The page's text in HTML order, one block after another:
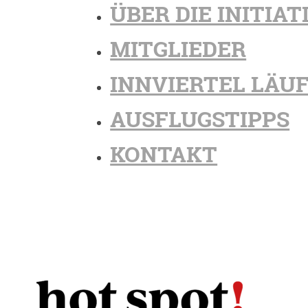
ÜBER DIE
MITGLIEDER
INNVIERTEL
AUSFLUGSTIPPS
KONTAKT